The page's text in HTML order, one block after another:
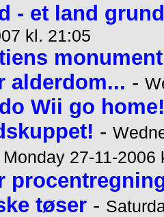
- et land
kl. 21:05
monument
alderdom... -
Wii go
-
Monday 27-11-2006
tøser -